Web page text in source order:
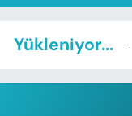
Yükleniyor...